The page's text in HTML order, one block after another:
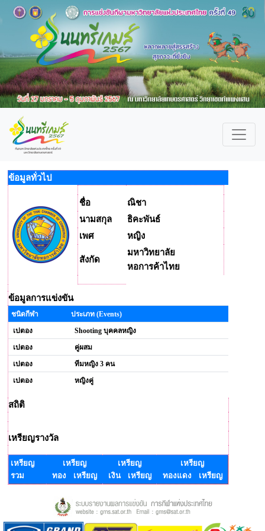
ข้อมูลทั่วไป
ชื่อ
ณิชา
นามสกุล
ธิคะพันธ์
เพศ
หญิง
สังกัด
มหาวิทยาลัย
หอการค้าไทย
ข้อมูลการแข่งขัน
ชนิดกีฬา
ประเภท (Events)
เปตอง
Shooting บุคคลหญิง
เปตอง
คู่ผสม
เปตอง
ทีมหญิง 3 คน
เปตอง
หญิงคู่
สถิติ
เหรียญรางวัล
เหรียญ
รวม
เหรียญ
ทอง เหรียญ
เหรียญ
เงิน เหรียญ
เหรียญ
ทองแดง เหรียญ